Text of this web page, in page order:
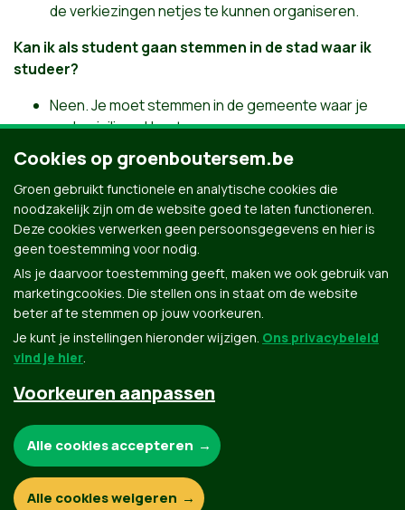
de verkiezingen netjes te kunnen organiseren.
Kan ik als student gaan stemmen in de stad waar ik
studeer?
Neen. Je moet stemmen in de gemeente waar je
gedomicilieerd bent.
Ik ben Belg maar woon in het buitenland. Kan ik toch
een stem uitbrengen?
Neen. Je moet gedomicilieerd zijn in een Belgische
gemeente om hier te kunnen stemmen.
Groen.be
Contact Privacybeleid
Cookies op groenboutersem.be
Groen gebruikt functionele en analytische cookies die
noodzakelijk zijn om de website goed te laten functioneren.
Deze cookies verwerken geen persoonsgegevens en hier is
geen toestemming voor nodig.
Als je daarvoor toestemming geeft, maken we ook gebruik van
marketingcookies. Die stellen ons in staat om de website
beter af te stemmen op jouw voorkeuren.
Je kunt je instellingen hieronder wijzigen. Ons privacybeleid
vind je hier.
Voorkeuren aanpassen
Functionele en analytische cookies:
Alle cookies accepteren
Alle cookies weigeren